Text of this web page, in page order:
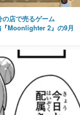
の店で売るゲーム
Moonlighter 2』の9月